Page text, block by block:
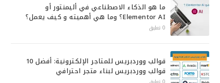
ما هو الذكاء الاصطناعي في أليمنتور أو
Elementor AI؟ وما هي أهميته و كيف يعمل؟
0 تعليق
قوالب ووردبريس للمتاجر الإلكترونية: أفضل 10
قوالب ووردبريس لبناء متجر احترافي